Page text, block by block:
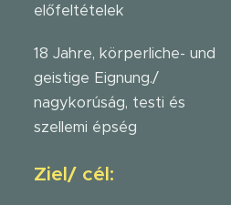
előfeltételek
18 Jahre, körperliche- und
geistige Eignung./
nagykorúság, testi és
szellemi épség
Ziel/ cél: